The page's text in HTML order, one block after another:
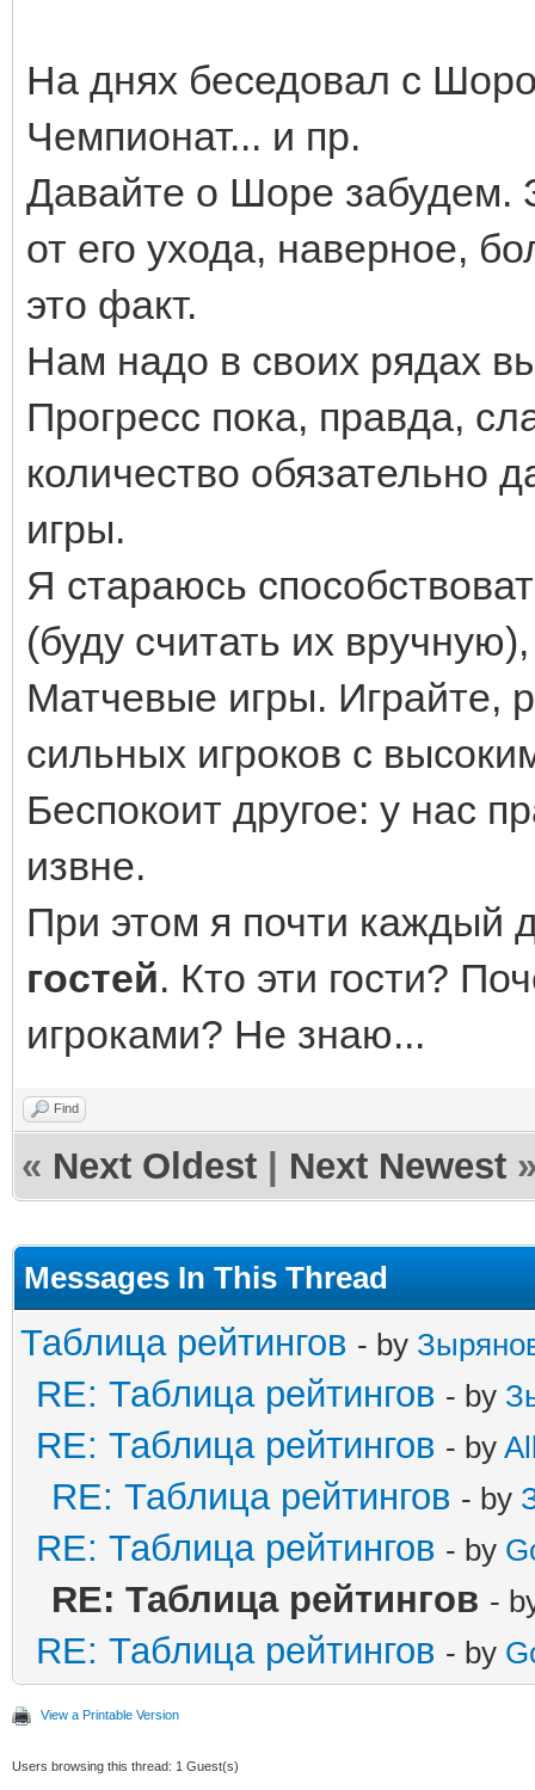
На днях беседовал с
Чемпионат... и пр.
Давайте о Шоре забудем.
от его ухода, наверное,
это факт.
Нам надо в своих рядах
Прогресс пока, правда,
количество обязательно
игры.
Я стараюсь
(буду считать их
Матчевые игры. Играйте,
сильных игроков с
Беспокоит другое: у нас
извне.
При этом я почти каждый
гостей. Кто эти гости?
игроками? Не знаю...
Find
« Next Oldest Next Newest
Messages In This Thread
Таблица рейтингов - by
RE: Таблица рейтингов - by
RE: Таблица рейтингов - by
RE: Таблица рейтингов - by
RE: Таблица рейтингов - by
RE: Таблица рейтингов -
RE: Таблица рейтингов - by
View a Printable Version
Users browsing this thread: 1 Guest(s)